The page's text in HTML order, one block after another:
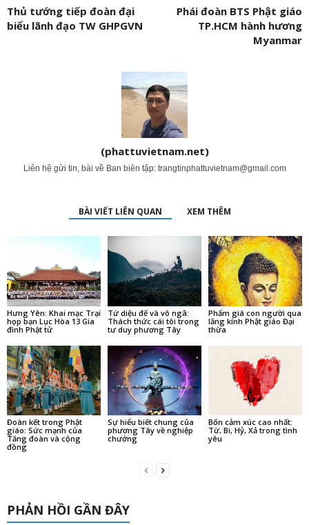
Thủ tướng tiếp đoàn đại
biểu lãnh đạo TW GHPGVN
Phái đoàn BTS Phật giáo
TP.HCM hành hương
Myanmar
(phattuvietnam.net)
Liên hệ gửi tin, bài về Ban biên tập: trangtinphattuvietnam@gmail.com
BÀI VIẾT LIÊN QUAN XEM THÊM
Hưng Yên: Khai mạc Trại
họp bạn Lục Hòa 13 Gia
đình Phật tử
Tứ diệu đế và vô ngã:
Thách thức cái tôi trong
tư duy phương Tây
Phẩm giá con người qua
lăng kính Phật giáo Đại
thừa
Đoàn kết trong Phật
giáo: Sức mạnh của
Tăng đoàn và cộng
đồng
Sự hiểu biết chung của
phương Tây về nghiệp
chướng
Bốn cảm xúc cao nhất:
Từ, Bi, Hỷ, Xả trong tình
yêu
PHẢN HỒI GẦN ĐÂY